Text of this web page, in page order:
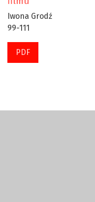
Iwona Grodź
99-111
PDF